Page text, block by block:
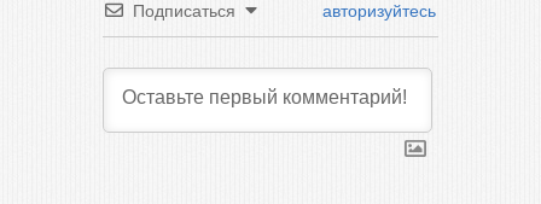
Подписаться авторизуйтесь